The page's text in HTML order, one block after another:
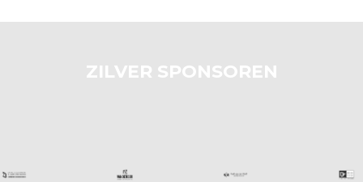
ZILVER SPONSOREN